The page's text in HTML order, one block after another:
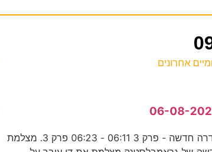
אחרונים
דן וסבתא- סדרה חדשה - פרק 3 06:11 - 06:23 פרק 3. מצלמת